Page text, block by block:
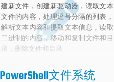
建新文件，创建新驱动器，读取文本
文件的内容，处理逗号分隔的列表，
解析文本内容和提取文本信息，读取
二进制的内容，移动和复制文件和目
录，删除文件和目录
PowerShell文件系统